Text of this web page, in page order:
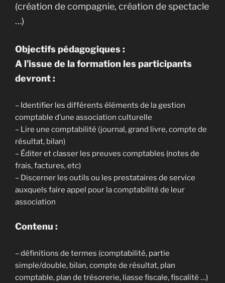
(création de compagnie, création de spectacle
…)
Objectifs pédagogiques :
A l’issue de la formation les participants
devront :
– Identifier les différents éléments de la gestion
comptable d’une association culturelle
– Lire une comptabilité (journal, grand livre, compte de
résultat, bilan)
– Éditer et classer les preuves comptables (notes de
frais, factures, etc)
– Discerner les outils ou les prestataires de service
auxquels faire appel pour la comptabilité de leur
association
Contenu :
– définitions de termes (comptabilité, partie
simple/double, bilan, compte de résultat, plan
comptable, plan de trésorerie, liasse fiscale, fiscalité …)